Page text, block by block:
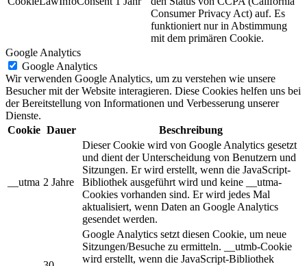
Consumer Privacy Act) auf. Es
funktioniert nur in Abstimmung
mit dem primären Cookie.
Google Analytics
Google Analytics
Wir verwenden Google Analytics, um zu verstehen wie unsere
Besucher mit der Website interagieren. Diese Cookies helfen uns bei
der Bereitstellung von Informationen und Verbesserung unserer
Dienste.
Cookie Dauer Beschreibung
__utma 2 Jahre
Dieser Cookie wird von Google Analytics gesetzt
und dient der Unterscheidung von Benutzern und
Sitzungen. Er wird erstellt, wenn die JavaScript-
Bibliothek ausgeführt wird und keine __utma-
Cookies vorhanden sind. Er wird jedes Mal
aktualisiert, wenn Daten an Google Analytics
gesendet werden.
Google Analytics setzt diesen Cookie, um neue
Sitzungen/Besuche zu ermitteln. __utmb-Cookie
wird erstellt, wenn die JavaScript-Bibliothek